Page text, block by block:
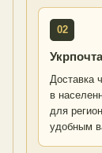
02
Укрпочта
Доставка
в
для
удобным